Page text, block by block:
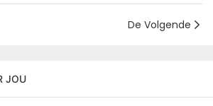
De Volgende
JOU